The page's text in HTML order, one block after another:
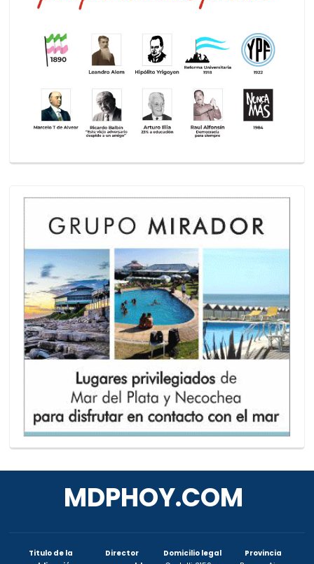
MDPHOY.COM
Titulo de la
Director
Domicilio legal
Provincia